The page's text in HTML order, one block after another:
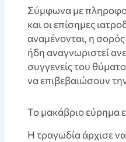
Σύμφωνα με
και οι επίσημες
αναμένονται, η
ήδη αναγνωριστεί
συγγενείς του
να επιβεβαιώσουν
Το μακάβριο εύρημα
Η τραγωδία άρχισε